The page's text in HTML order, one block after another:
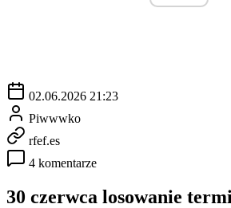
02.06.2026 21:23
Piwwwko
rfef.es
4 komentarze
30 czerwca losowanie